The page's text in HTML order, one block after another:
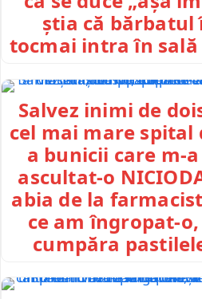
știa că bărbatul
tocmai intra în
Salvez inimi de
cel mai mare
a bunicii care m-
ascultat-o
abia de la
ce am îngropat-
cumpăra